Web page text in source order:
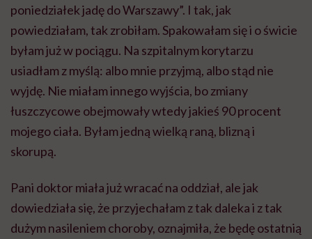
poniedziałek jadę do Warszawy”. I tak, jak
powiedziałam, tak zrobiłam. Spakowałam się i o świcie
byłam już w pociągu. Na szpitalnym korytarzu
usiadłam z myślą: albo mnie przyjmą, albo stąd nie
wyjdę. Nie miałam innego wyjścia, bo zmiany
łuszczycowe obejmowały wtedy jakieś 90 procent
mojego ciała. Byłam jedną wielką raną, blizną i
skorupą.
Pani doktor miała już wracać na oddział, ale jak
dowiedziała się, że przyjechałam z tak daleka i z tak
dużym nasileniem choroby, oznajmiła, że będę ostatnią